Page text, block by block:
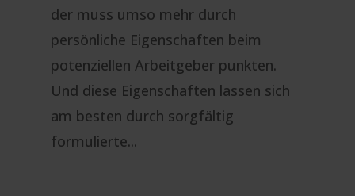
der muss umso mehr durch
persönliche Eigenschaften beim
potenziellen Arbeitgeber punkten.
Und diese Eigenschaften lassen sich
am besten durch sorgfältig
formulierte...